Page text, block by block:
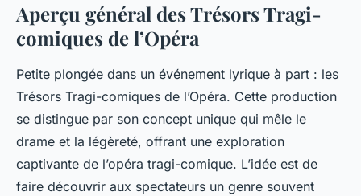
Aperçu général des Trésors Tragi-
comiques de l’Opéra
Petite plongée dans un événement lyrique à part : les
Trésors Tragi-comiques de l’Opéra. Cette production
se distingue par son concept unique qui mêle le
drame et la légèreté, offrant une exploration
captivante de l’opéra tragi-comique. L’idée est de
faire découvrir aux spectateurs un genre souvent